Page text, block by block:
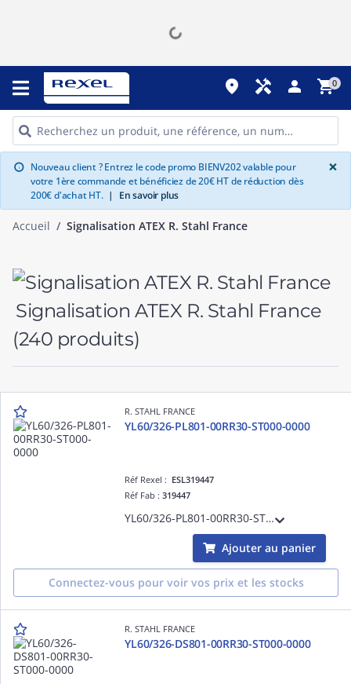
place handyman person shopping_cart0
info Nouveau client ? Entrez le code promo BIENV202 valable pour
votre 1ère commande et bénéficiez de 20€ HT de réduction dès
200€ d'achat HT. | En savoir plus
×
Accueil Signalisation ATEX R. Stahl France
Signalisation ATEX R. Stahl France
(240 produits)
R. STAHL FRANCE
YL60/326-PL801-00RR30-ST000-0000
Réf Rexel : ESL319447
Réf Fab :319447
YL60/326-PL801-00RR30-ST000-0000
Ajouter au panier
Connectez-vous pour voir vos prix et les stocks
R. STAHL FRANCE
YL60/326-DS801-00RR30-ST000-0000